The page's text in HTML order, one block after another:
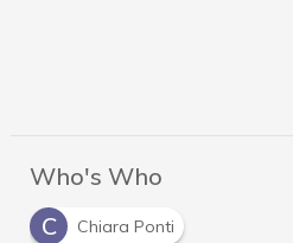
Who's Who
C
Chiara Ponti